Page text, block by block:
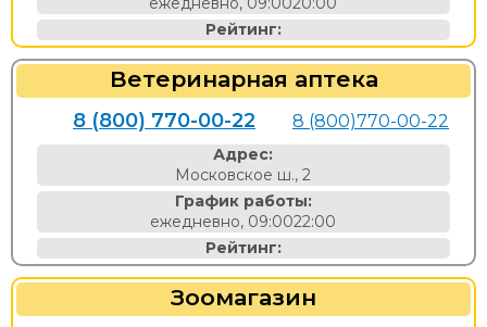
Рейтинг:
Ветеринарная аптека
8 (800) 770-00-22 8 (800)770-00-22
Адрес:
Московское ш., 2
График работы:
ежедневно, 09:0022:00
Рейтинг:
Зоомагазин